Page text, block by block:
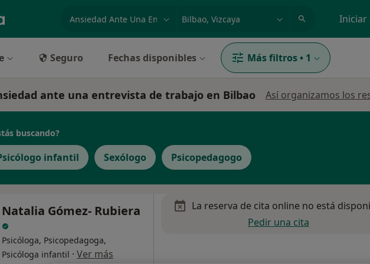
Iniciar
Seguro Fechas disponibles Más filtros • 1
ante una entrevista de trabajo en Bilbao Así organizamos los
buscando?
infantil Sexólogo Psicopedagogo
Natalia Gómez- Rubiera
Psicóloga, Psicopedagoga,
Psicóloga infantil · Ver más
La reserva de cita online no está
Pedir una cita